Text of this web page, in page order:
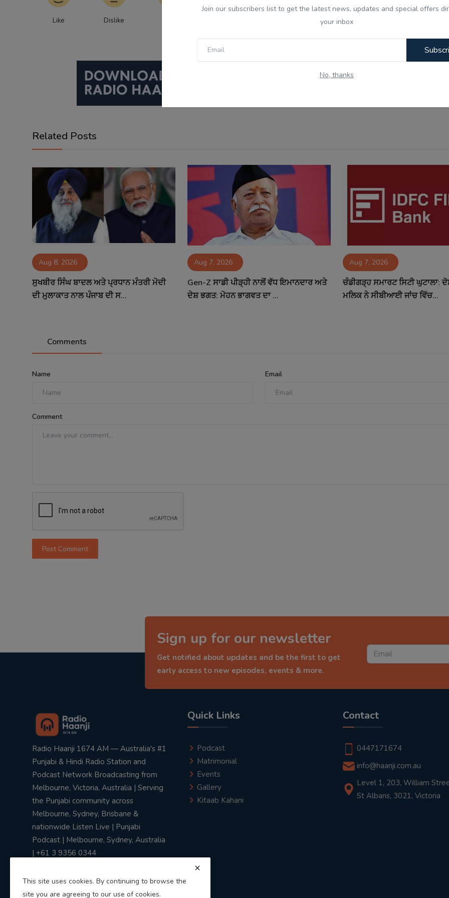
Join our subscribers list to get the latest news, updates and special offers
your inbox
No, thanks
Like Dislike Sad
Related Posts
Aug 8, 2026
ਸੁਖਬੀਰ ਸਿੰਘ ਬਾਦਲ ਅਤੇ ਪ੍ਰਧਾਨ ਮੰਤਰੀ ਮੋਦੀ
ਦੀ ਮੁਲਾਕਾਤ ਨਾਲ ਪੰਜਾਬ ਦੀ ਸ...
Aug 7, 2026
Gen-Z ਸਾਡੀ ਪੀੜ੍ਹੀ ਨਾਲੋਂ ਵੱਧ ਇਮਾਨਦਾਰ ਅਤੇ
ਦੇਸ਼ ਭਗਤ: ਮੋਹਨ ਭਾਗਵਤ ਦਾ ...
Aug 7, 2026
ਚੰਡੀਗੜ੍ਹ ਸਮਾਰਟ ਸਿਟੀ ਘੁਟਾਲਾ:
ਮਲਿਕ ਨੇ ਸੀਬੀਆਈ ਜਾਂਚ ਵਿੱਚ...
Comments
Name Email
Comment
Post Comment
Sign up for our newsletter
Get notified about updates and be the first to get
early access to new episodes, events & more.
Radio Haanji 1674 AM — Australia's #1
Punjabi & Hindi Radio Station and
Podcast Network Broadcasting from
Melbourne, Victoria, Australia | Serving
the Punjabi community across
Melbourne, Sydney, Brisbane &
nationwide Listen Live | Punjabi
Podcast | Melbourne, Sydney, Australia
| +61 3 9356 0344
Quick Links
Podcast
Matrimonial
Events
Gallery
Kitaab Kahani
Contact
0447171674
info@haanji.com.au
Level 1, 203, William
St Albans, 3021, Victoria
This site uses cookies. By continuing to browse the
site you are agreeing to our use of cookies.